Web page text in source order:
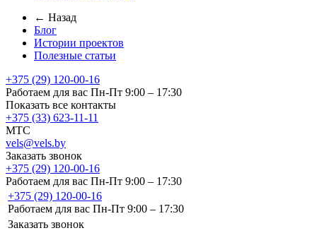
← Назад
Блог
Истории проектов
Полезные статьи
+375 (29) 120-00-16
Работаем для вас Пн-Пт 9:00 – 17:30
Показать все контакты
+375 (33) 623-11-11
MTC
vels@vels.by
Заказать звонок
+375 (29) 120-00-16
Работаем для вас Пн-Пт 9:00 – 17:30
+375 (29) 120-00-16
Работаем для вас Пн-Пт 9:00 – 17:30
Заказать звонок